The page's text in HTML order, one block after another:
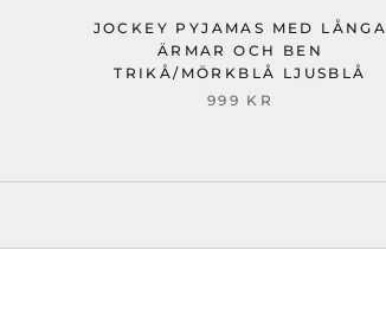
JOCKEY PYJAMAS MED LÅNGA
ÄRMAR OCH BEN
TRIKÅ/MÖRKBLÅ LJUSBLÅ
999 KR